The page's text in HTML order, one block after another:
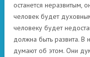
останется неразвитым,
человек будет
человеку будет
должна быть развита.
думают об этом. Они